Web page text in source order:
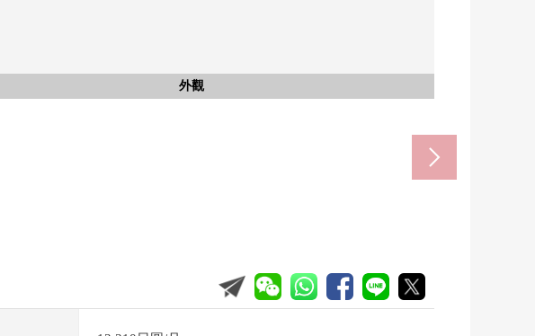
外觀
入口
入口
大廳
入口大廳
共有部分
露天庭院
入口
露天庭院
入口
名牌
入口
入口的泊車走道
其他
前面道路
其他
前面道路
外觀
外觀
外觀
外觀
外觀
外觀
外觀
外觀
Minami基町公園(約50m)
步行1分鐘。
komore四谷(約910m)
步行12分鐘。
信濃町站(約720m)
步行9分鐘。
四谷站(約800m)
步行10分鐘。
慶應義塾大學醫院(約830m)
步行11分鐘。
新宿區四谷第6小學(約1110m)
步行14分鐘。
四谷郵局(約700m)
步行9分鐘。
四谷警察局(約1150m)
步行15分鐘。
國立競技場站(約1040m)
步行13分鐘。
赤坂行宮迎賓館(約400m)
步行5分鐘。